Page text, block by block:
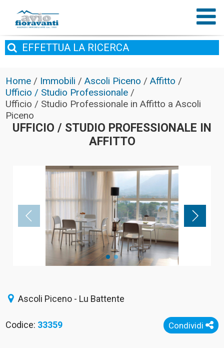
EFFETTUA LA RICERCA
Home / Immobili /Ascoli Piceno /Affitto /
Ufficio / Studio Professionale /
Ufficio / Studio Professionale in Affitto a Ascoli
Piceno
UFFICIO / STUDIO PROFESSIONALE IN
AFFITTO
Ascoli Piceno - Lu Battente
Condividi
Codice: 33359